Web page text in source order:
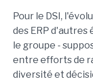
Pour le DSI,
des ERP
le groupe -
entre efforts de
diversité et